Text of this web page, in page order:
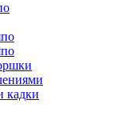
кадки